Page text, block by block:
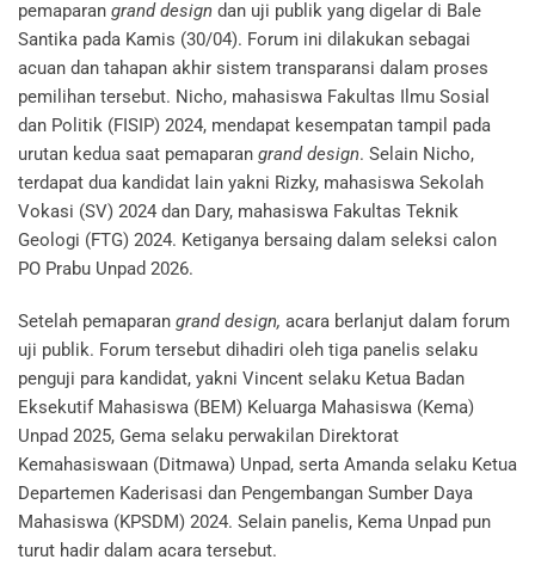
pemaparan grand design dan uji publik yang digelar di Bale
Santika pada Kamis (30/04). Forum ini dilakukan sebagai
acuan dan tahapan akhir sistem transparansi dalam proses
pemilihan tersebut. Nicho, mahasiswa Fakultas Ilmu Sosial
dan Politik (FISIP) 2024, mendapat kesempatan tampil pada
urutan kedua saat pemaparan grand design. Selain Nicho,
terdapat dua kandidat lain yakni Rizky, mahasiswa Sekolah
Vokasi (SV) 2024 dan Dary, mahasiswa Fakultas Teknik
Geologi (FTG) 2024. Ketiganya bersaing dalam seleksi calon
PO Prabu Unpad 2026.
Setelah pemaparan grand design, acara berlanjut dalam forum
uji publik. Forum tersebut dihadiri oleh tiga panelis selaku
penguji para kandidat, yakni Vincent selaku Ketua Badan
Eksekutif Mahasiswa (BEM) Keluarga Mahasiswa (Kema)
Unpad 2025, Gema selaku perwakilan Direktorat
Kemahasiswaan (Ditmawa) Unpad, serta Amanda selaku Ketua
Departemen Kaderisasi dan Pengembangan Sumber Daya
Mahasiswa (KPSDM) 2024. Selain panelis, Kema Unpad pun
turut hadir dalam acara tersebut.